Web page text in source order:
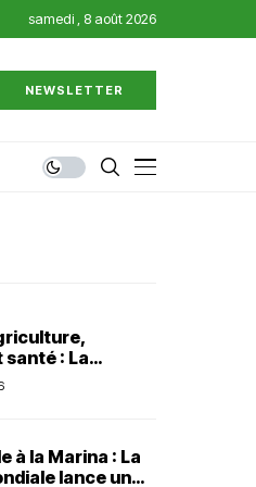
samedi , 8 août 2026
NEWSLETTER
: La
injecte 320
à la Marina : La
lance un